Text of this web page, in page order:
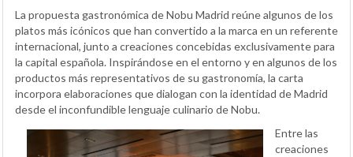
La propuesta gastronómica de Nobu Madrid reúne algunos de los
platos más icónicos que han convertido a la marca en un referente
internacional, junto a creaciones concebidas exclusivamente para
la capital española. Inspirándose en el entorno y en algunos de los
productos más representativos de su gastronomía, la carta
incorpora elaboraciones que dialogan con la identidad de Madrid
desde el inconfundible lenguaje culinario de Nobu.
Entre las
creaciones